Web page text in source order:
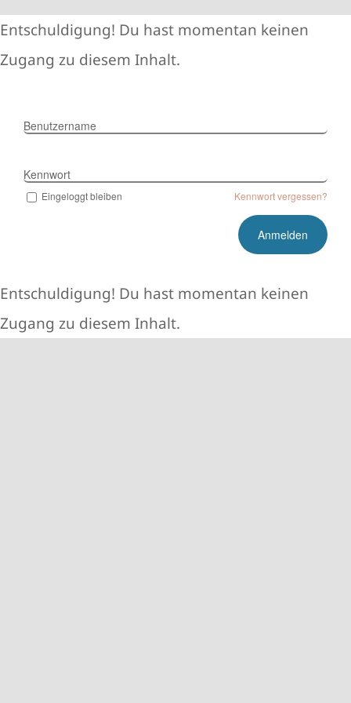
Zum
springen
Entschuldigung! Du hast momentan keinen
Zugang zu diesem Inhalt.
Benutzername
Kennwort
Eingeloggt bleiben Kennwort vergessen?
Entschuldigung! Du hast momentan keinen
Zugang zu diesem Inhalt.